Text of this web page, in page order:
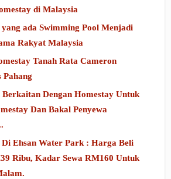
di Malaysia
ada Swimming Pool Menjadi
Rakyat Malaysia
Tanah Rata Cameron
Pahang
Dengan Homestay Untuk
Dan Bakal Penyewa
Di Ehsan Water Park : Harga Beli
Ribu, Kadar Sewa RM160 Untuk